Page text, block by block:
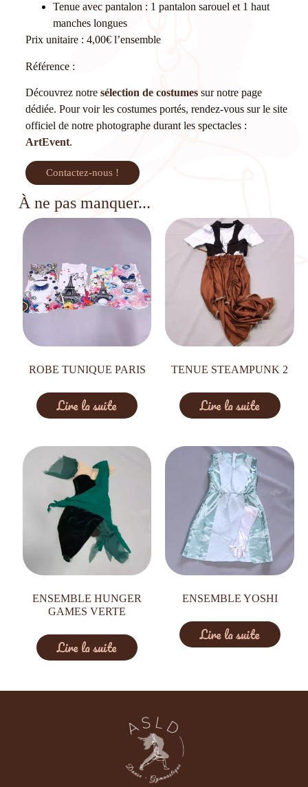
Tenue avec pantalon : 1 pantalon sarouel et 1 haut
manches longues
Prix unitaire : 4,00€ l’ensemble
Référence :
Découvrez notre sélection de costumessur notre page
dédiée. Pour voir les costumes portés, rendez-vous sur le site
officiel de notre photographe durant les spectacles :
ArtEvent.
Contactez-nous !
À ne pas manquer...
ROBE TUNIQUE PARIS
Lire la suite
TENUE STEAMPUNK 2
Lire la suite
ENSEMBLE HUNGER
GAMES VERTE
Lire la suite
ENSEMBLE YOSHI
Lire la suite